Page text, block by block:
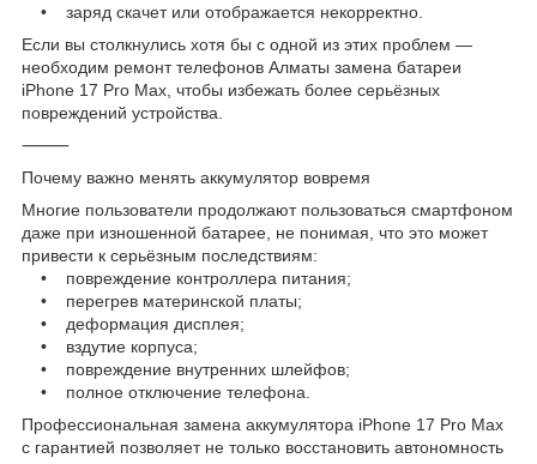
• заряд скачет или отображается некорректно.
Если вы столкнулись хотя бы с одной из этих проблем —
необходим ремонт телефонов Алматы замена батареи
iPhone 17 Pro Max, чтобы избежать более серьёзных
повреждений устройства.
⸻
Почему важно менять аккумулятор вовремя
Многие пользователи продолжают пользоваться смартфоном
даже при изношенной батарее, не понимая, что это может
привести к серьёзным последствиям:
• повреждение контроллера питания;
• перегрев материнской платы;
• деформация дисплея;
• вздутие корпуса;
• повреждение внутренних шлейфов;
• полное отключение телефона.
Профессиональная замена аккумулятора iPhone 17 Pro Max
с гарантией позволяет не только восстановить автономность